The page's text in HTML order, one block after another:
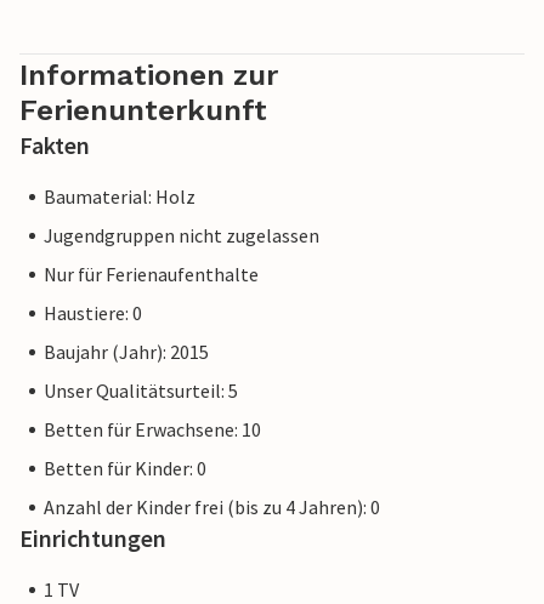
Informationen zur
Ferienunterkunft
Fakten
Baumaterial: Holz
Jugendgruppen nicht zugelassen
Nur für Ferienaufenthalte
Haustiere: 0
Baujahr (Jahr): 2015
Unser Qualitätsurteil: 5
Betten für Erwachsene: 10
Betten für Kinder: 0
Anzahl der Kinder frei (bis zu 4 Jahren): 0
Einrichtungen
1 TV